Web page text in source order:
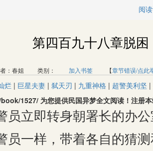
阅
第四百九十八章脱困
：春姐 类别：加入书签 【章节错误/点此
烂 | 巨星夫妻 | 弑天刃 | 九重神格 | 超警美利坚 |
1527/ 为您提供民国异梦全文阅读！注册本
员立即转身朝署长的办
员一样，带着各自的猜测